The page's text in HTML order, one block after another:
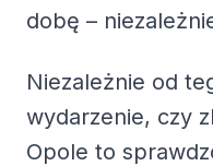
dobę –
Niezależnie od
wydarzenie, czy
Opole to